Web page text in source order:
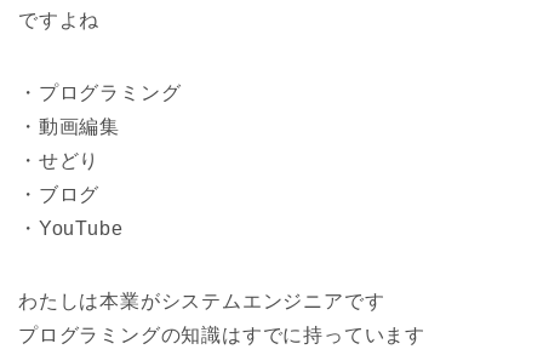
ですよね
・プログラミング
・動画編集
・せどり
・ブログ
・YouTube
わたしは本業がシステムエンジニアです
プログラミングの知識はすでに持っています